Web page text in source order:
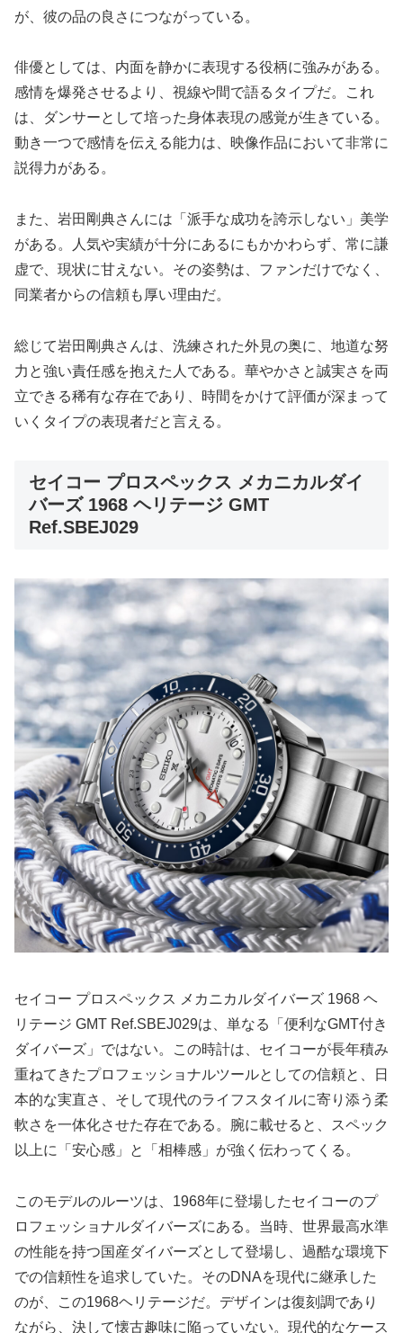
が、彼の品の良さにつながっている。
俳優としては、内面を静かに表現する役柄に強みがある。
感情を爆発させるより、視線や間で語るタイプだ。これ
は、ダンサーとして培った身体表現の感覚が生きている。
動き一つで感情を伝える能力は、映像作品において非常に
説得力がある。
また、岩田剛典さんには「派手な成功を誇示しない」美学
がある。人気や実績が十分にあるにもかかわらず、常に謙
虚で、現状に甘えない。その姿勢は、ファンだけでなく、
同業者からの信頼も厚い理由だ。
総じて岩田剛典さんは、洗練された外見の奥に、地道な努
力と強い責任感を抱えた人である。華やかさと誠実さを両
立できる稀有な存在であり、時間をかけて評価が深まって
いくタイプの表現者だと言える。
セイコー プロスペックス メカニカルダイ
バーズ 1968 ヘリテージ GMT
Ref.SBEJ029
セイコー プロスペックス メカニカルダイバーズ 1968 ヘ
リテージ GMT Ref.SBEJ029は、単なる「便利なGMT付き
ダイバーズ」ではない。この時計は、セイコーが長年積み
重ねてきたプロフェッショナルツールとしての信頼と、日
本的な実直さ、そして現代のライフスタイルに寄り添う柔
軟さを一体化させた存在である。腕に載せると、スペック
以上に「安心感」と「相棒感」が強く伝わってくる。
このモデルのルーツは、1968年に登場したセイコーのプ
ロフェッショナルダイバーズにある。当時、世界最高水準
の性能を持つ国産ダイバーズとして登場し、過酷な環境下
での信頼性を追求していた。そのDNAを現代に継承した
のが、この1968ヘリテージだ。デザインは復刻調であり
ながら、決して懐古趣味に陥っていない。現代的なケース